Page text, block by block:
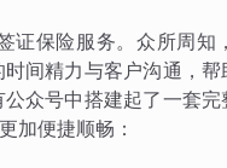
证保险服务。众所周知
间精力与客户沟通，
众号中搭建起了一套
加便捷顺畅：